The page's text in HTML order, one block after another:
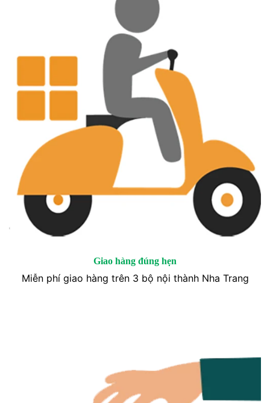
Giao hàng đúng hẹn
Miễn phí giao hàng trên 3 bộ nội thành Nha Trang